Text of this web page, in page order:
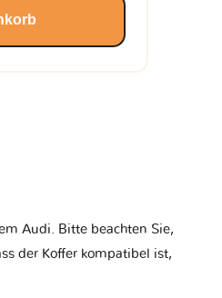
Audi. Bitte beachten Sie,
der Koffer kompatibel ist,